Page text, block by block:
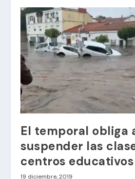
El temporal obliga
suspender las
centros
19 diciembre, 2019